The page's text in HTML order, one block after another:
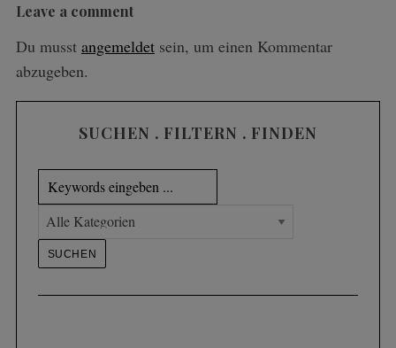
Leave a comment
Du musst angemeldetsein, um einen Kommentar
abzugeben.
SUCHEN . FILTERN . FINDEN